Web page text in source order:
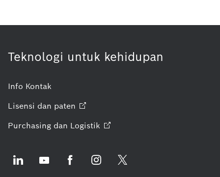
Teknologi untuk kehidupan
Info Kontak
Lisensi dan paten
Purchasing dan Logistik